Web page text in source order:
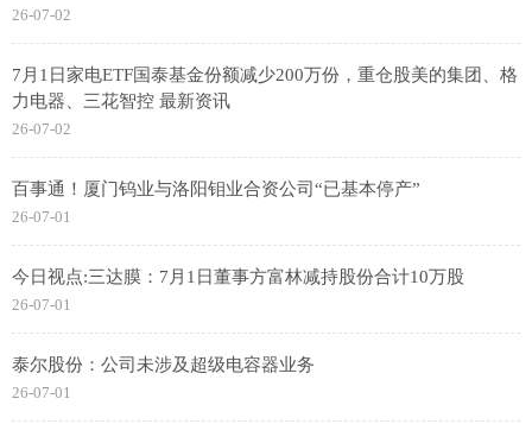
26-07-02
7月1日家电ETF国泰基金份额减少200万份，重仓股美的集团、格
力电器、三花智控 最新资讯
26-07-02
百事通！厦门钨业与洛阳钼业合资公司“已基本停产”
26-07-01
今日视点:三达膜：7月1日董事方富林减持股份合计10万股
26-07-01
泰尔股份：公司未涉及超级电容器业务
26-07-01